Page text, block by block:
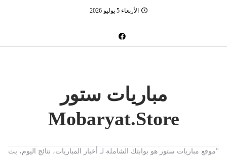
الأربعاء 5 يوليو 2026
مباريات ستور
Mobaryat.Store
"موقع مباريات ستور هو بوابتك الشاملة لـ أخبار المباريات، نتائج اليوم، بث